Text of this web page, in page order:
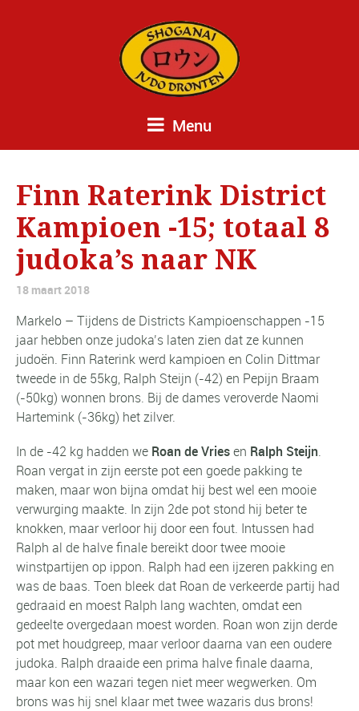
Menu
Finn Raterink District
Kampioen -15; totaal 8
judoka’s naar NK
18 maart 2018
Markelo – Tijdens de Districts Kampioenschappen -15
jaar hebben onze judoka’s laten zien dat ze kunnen
judoën. Finn Raterink werd kampioen en Colin Dittmar
tweede in de 55kg, Ralph Steijn (-42) en Pepijn Braam
(-50kg) wonnen brons. Bij de dames veroverde Naomi
Hartemink (-36kg) het zilver.
In de -42 kg hadden we Roan de Vriesen Ralph Steijn.
Roan vergat in zijn eerste pot een goede pakking te
maken, maar won bijna omdat hij best wel een mooie
verwurging maakte. In zijn 2de pot stond hij beter te
knokken, maar verloor hij door een fout. Intussen had
Ralph al de halve finale bereikt door twee mooie
winstpartijen op ippon. Ralph had een ijzeren pakking en
was de baas. Toen bleek dat Roan de verkeerde partij had
gedraaid en moest Ralph lang wachten, omdat een
gedeelte overgedaan moest worden. Roan won zijn derde
pot met houdgreep, maar verloor daarna van een oudere
judoka. Ralph draaide een prima halve finale daarna,
maar kon een wazari tegen niet meer wegwerken. Om
brons was hij snel klaar met twee wazaris dus brons!